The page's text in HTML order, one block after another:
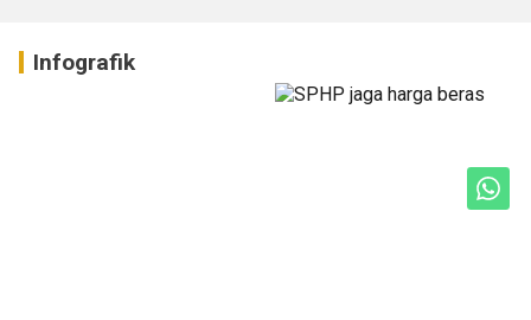
Infografik